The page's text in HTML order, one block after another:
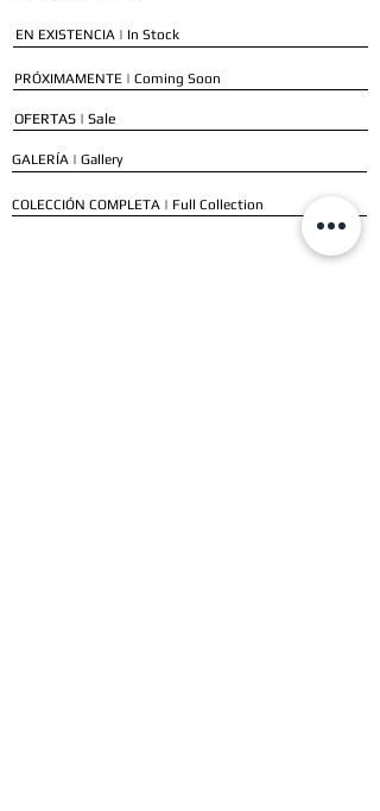
EN EXISTENCIA | In Stock
PRÓXIMAMENTE | Coming Soon
OFERTAS | Sale
GALERÍA | Gallery
COLECCIÓN COMPLETA | Full Collection